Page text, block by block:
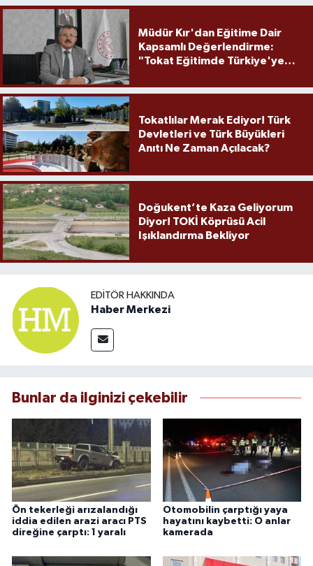
Müdür Kır'dan Eğitime Dair
Kapsamlı Değerlendirme:
"Tokat Eğitimde Türkiye'ye
Tokatlılar Merak Ediyor! Türk
Devletleri ve Türk Büyükleri
Anıtı Ne Zaman Açılacak?
Doğukent’te Kaza Geliyorum
Diyor! TOKİ Köprüsü Acil
Işıklandırma Bekliyor
EDITÖR HAKKINDA
Haber Merkezi
Bunlar da ilginizi çekebilir
Ön tekerleği arızalandığı
iddia edilen arazi aracı PTS
direğine çarptı: 1 yaralı
Otomobilin çarptığı yaya
hayatını kaybetti: O anlar
kamerada